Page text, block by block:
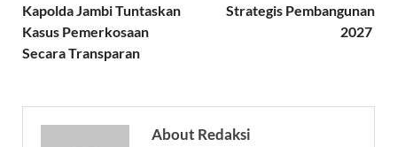
Kapolda Jambi Tuntaskan
Kasus Pemerkosaan
Secara Transparan
Strategis Pembangunan
2027
About Redaksi